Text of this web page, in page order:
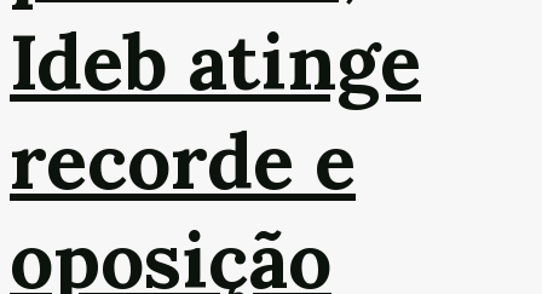
Ideb atinge
recorde e
oposição